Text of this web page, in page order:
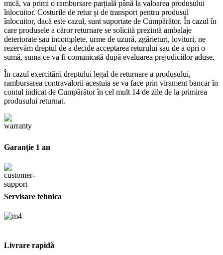
mică, va primi o rambursare parțială până la valoarea produsului
înlocuitor. Costurile de retur și de transport pentru produsul
înlocuitor, dacă este cazul, sunt suportate de Cumpărător. În cazul în
care produsele a căror returnare se solicită prezintă ambalaje
deteriorate sau incomplete, urme de uzură, zgârieturi, lovituri, ne
rezervăm dreptul de a decide acceptarea returului sau de a opri o
sumă, suma ce va fi comunicată după evaluarea prejudiciilor aduse.
În cazul exercitării dreptului legal de returnare a produsului,
rambursarea contravalorii acestuia se va face prin virament bancar în
contul indicat de Cumpărător în cel mult 14 de zile de la primirea
produsului returnat.
Garanție 1 an
Servisare tehnica
Livrare rapidă